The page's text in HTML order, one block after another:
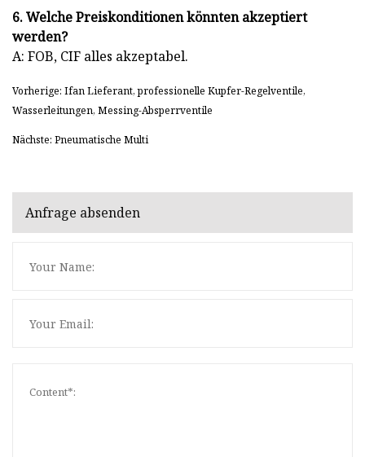
6. Welche Preiskonditionen könnten akzeptiert
werden?
A: FOB, CIF alles akzeptabel.
Vorherige: Ifan Lieferant, professionelle Kupfer-Regelventile,
Wasserleitungen, Messing-Absperrventile
Nächste: Pneumatische Multi
Anfrage absenden